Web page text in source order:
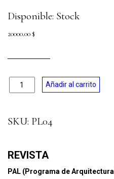
Disponible: Stock
20000.00$
CantidadAñadir al carrito
SKU: PL04
REVISTA
PAL (Programa de